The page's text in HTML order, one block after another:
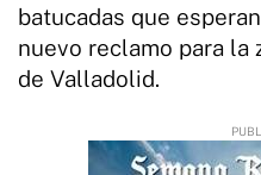
batucadas que
nuevo reclamo para la
de Valladolid.